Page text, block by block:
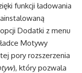
funkcji ładowania
Dodatki z menu
Motywy
pory rozszerzenia
), który pozwala